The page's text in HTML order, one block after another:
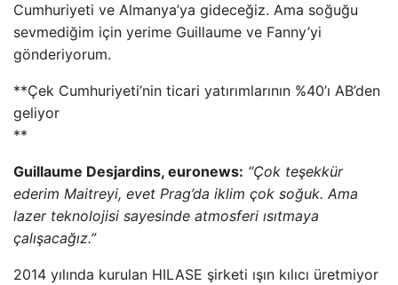
Cumhuriyeti ve Almanya’ya gideceğiz. Ama soğuğu
sevmediğim için yerime Guillaume ve Fanny’yi
gönderiyorum.
**Çek Cumhuriyeti’nin ticari yatırımlarının %40’ı AB’den
geliyor
**
Guillaume Desjardins, euronews: “Çok teşekkür
ederim Maitreyi, evet Prag’da iklim çok soğuk. Ama
lazer teknolojisi sayesinde atmosferi ısıtmaya
çalışacağız.”
2014 yılında kurulan HILASE şirketi ışın kılıcı üretmiyor